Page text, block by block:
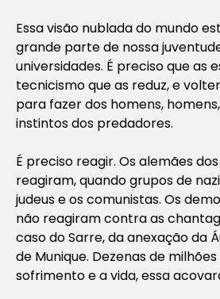
Essa visão nublada do mundo
grande parte de nossa
universidades. É preciso que as
tecnicismo que as reduz, e
para fazer dos homens,
instintos dos predadores.
É preciso reagir. Os alemães
reagiram, quando grupos de
judeus e os comunistas. Os
não reagiram contra as
caso do Sarre, da anexação da
de Munique. Dezenas de
sofrimento e a vida, essa